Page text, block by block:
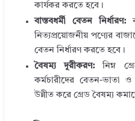
কার্যকর করতে হবে।
বাস্তবধর্মী বেতন নির্ধারণ:
নিত্যপ্রয়োজনীয় পণ্যের
বেতন নির্ধারণ করতে হবে।
বৈষম্য দূরীকরণ:নিম্ন
কর্মচারীদের বেতন-ভাতা
উন্নীত করে গ্রেড বৈষম্য